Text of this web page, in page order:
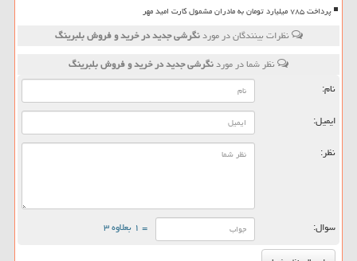
پرداخت ۷۸۵ میلیارد تومان به مادران مشمول کارت امید مهر
نظرات بینندگان در موردنگرشی جدید در خرید و فروش بلبرینگ
نظر شما در موردنگرشی جدید در خرید و فروش بلبرینگ
نام:
ایمیل:
نظر:
سوال: = ۱ بعلاوه ۳